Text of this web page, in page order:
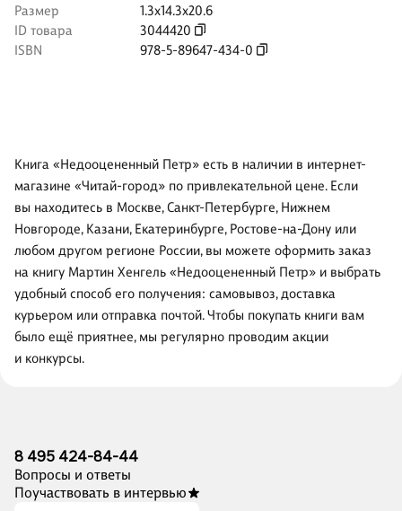
Размер
1.3x14.3x20.6
ID товара
3044420
ISBN
978-5-89647-434-0
Книга «Недооцененный Петр» есть в наличии в интернет-
магазине «Читай-город» по привлекательной цене. Если
вы находитесь в Москве, Санкт-Петербурге, Нижнем
Новгороде, Казани, Екатеринбурге, Ростове-на-Дону или
любом другом регионе России, вы можете оформить заказ
на книгу Мартин Хенгель «Недооцененный Петр» и выбрать
удобный способ его получения: самовывоз, доставка
курьером или отправка почтой. Чтобы покупать книги вам
было ещё приятнее, мы регулярно проводим акции
и конкурсы.
8 495 424-84-44
Вопросы и ответы
Поучаствовать в интервью